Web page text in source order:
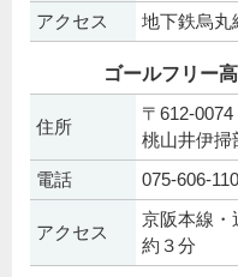
アクセス
地下鉄烏丸
ゴールフリー
住所
〒612-
桃山井伊掃
電話 075-606-
アクセス
京阪本線・
約３分